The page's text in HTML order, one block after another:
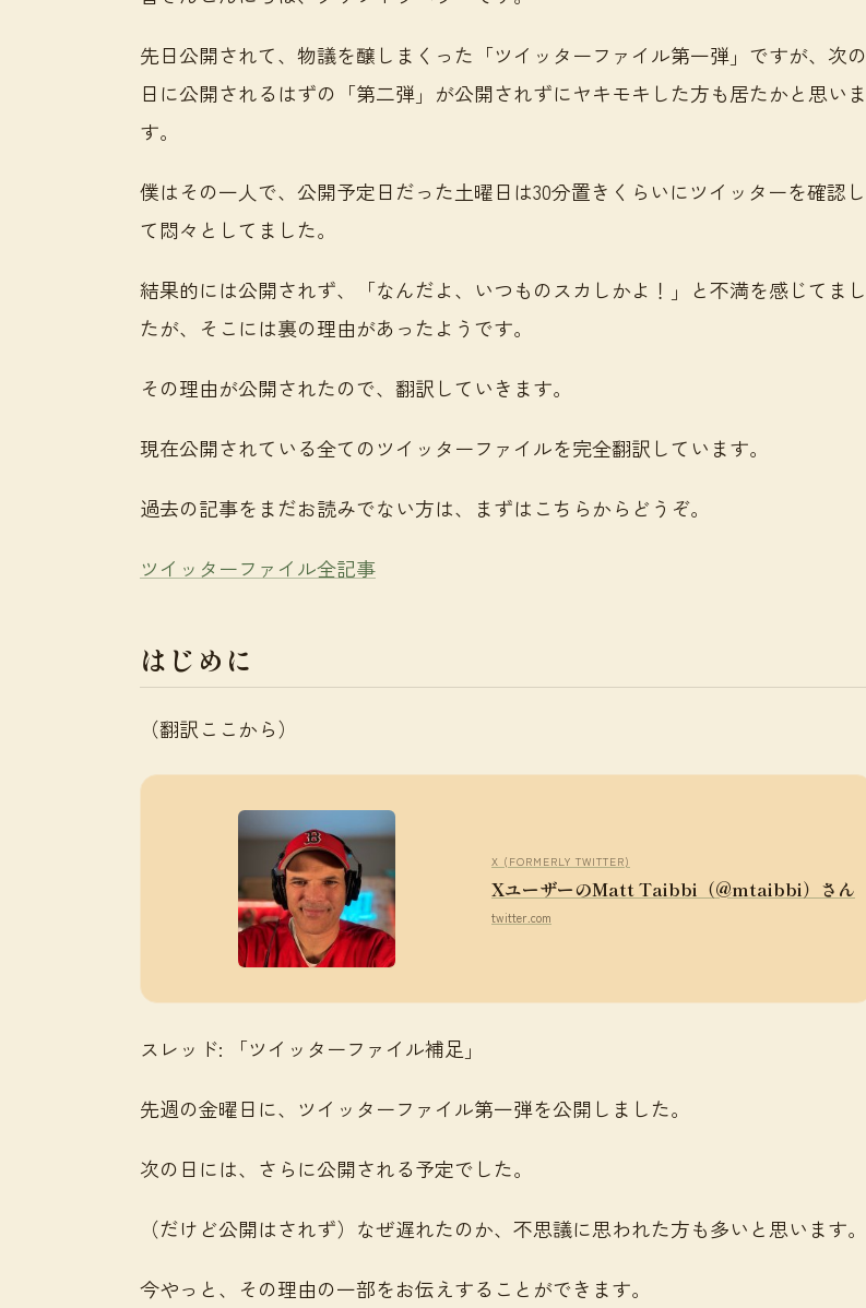
先日公開されて、物議を醸しまくった「ツイッターファイル第一弾」ですが、次の
日に公開されるはずの「第二弾」が公開されずにヤキモキした方も居たかと思いま
す。
僕はその一人で、公開予定日だった土曜日は30分置きくらいにツイッターを確認し
て悶々としてました。
結果的には公開されず、「なんだよ、いつものスカしかよ！」と不満を感じてまし
たが、そこには裏の理由があったようです。
その理由が公開されたので、翻訳していきます。
現在公開されている全てのツイッターファイルを完全翻訳しています。
過去の記事をまだお読みでない方は、まずはこちらからどうぞ。
ツイッターファイル全記事
はじめに
（翻訳ここから）
X (FORMERLY TWITTER)
XユーザーのMatt Taibbi（@mtaibbi）さん
twitter.com
スレッド: 「ツイッターファイル補足」
先週の金曜日に、ツイッターファイル第一弾を公開しました。
次の日には、さらに公開される予定でした。
（だけど公開はされず）なぜ遅れたのか、不思議に思われた方も多いと思います。
今やっと、その理由の一部をお伝えすることができます。